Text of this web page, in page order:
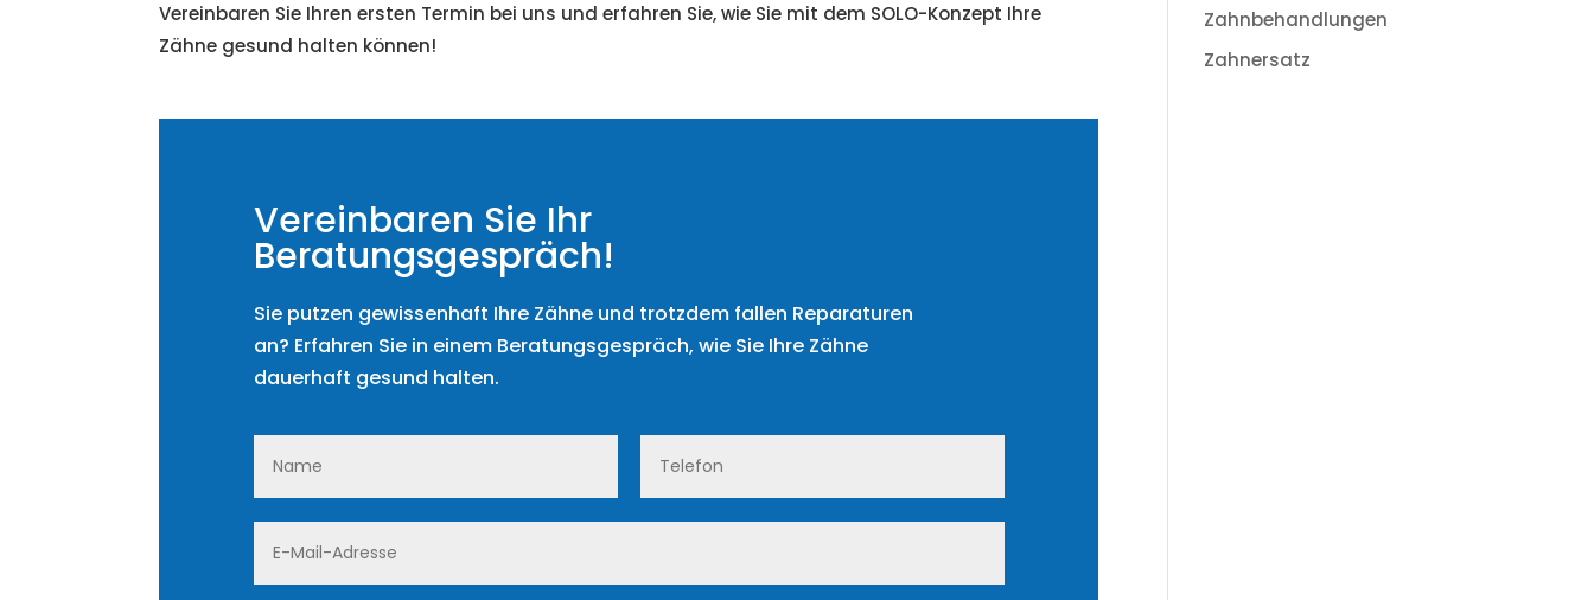
Vereinbaren Sie Ihren ersten Termin bei uns und erfahren Sie, wie Sie mit dem SOLO-Konzept Ihre
Zähne gesund halten können!
Vereinbaren Sie Ihr
Beratungsgespräch!
Sie putzen gewissenhaft Ihre Zähne und trotzdem fallen Reparaturen
an? Erfahren Sie in einem Beratungsgespräch, wie Sie Ihre Zähne
dauerhaft gesund halten.
Zahnbehandlungen
Zahnersatz